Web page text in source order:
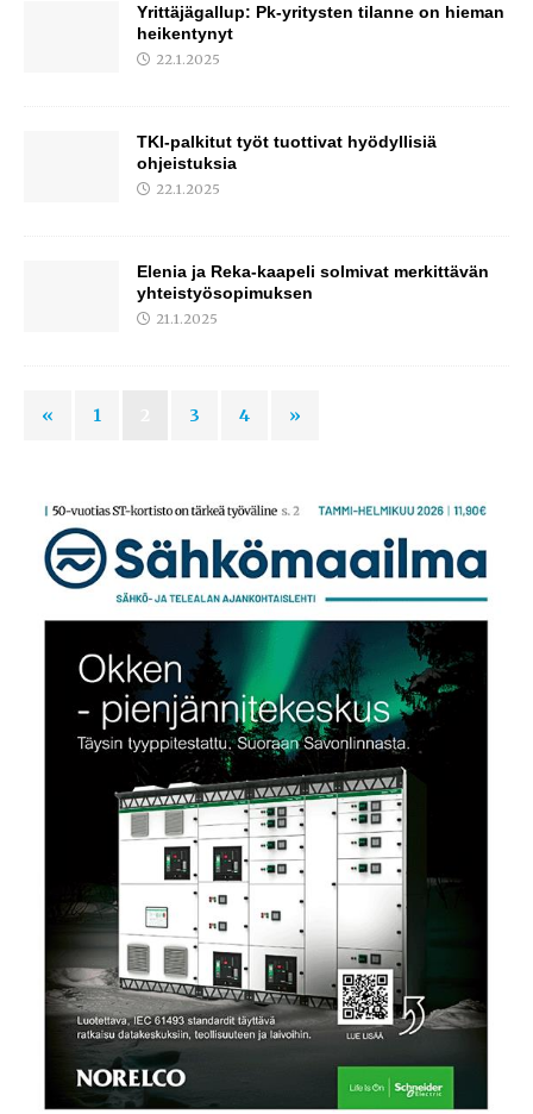
Yrittäjägallup: Pk-yritysten tilanne on hieman
heikentynyt
22.1.2025
TKI-palkitut työt tuottivat hyödyllisiä
ohjeistuksia
22.1.2025
Elenia ja Reka-kaapeli solmivat merkittävän
yhteistyösopimuksen
21.1.2025
« 1 3 4 »